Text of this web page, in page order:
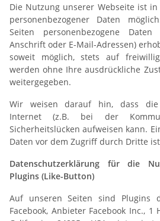
Die Nutzung unserer Webseite ist
personenbezogener Daten
Seiten personenbezogene Daten
Anschrift oder E-Mail-Adressen)
soweit möglich, stets auf
werden ohne Ihre ausdrückliche
weitergegeben.
Wir weisen darauf hin, dass die
Internet (z.B. bei der
Sicherheitslücken aufweisen kann.
Daten vor dem Zugriff durch Dritte
Datenschutzerklärung für die
Plugins (Like-Button)
Auf unseren Seiten sind Plugins
Facebook, Anbieter Facebook Inc., 1